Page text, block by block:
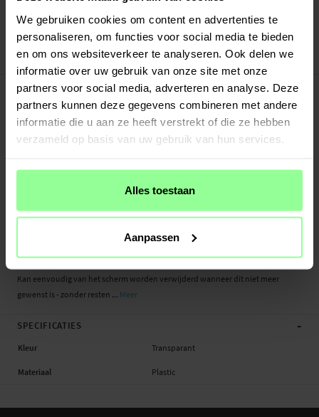
We gebruiken cookies om content en advertenties te
personaliseren, om functies voor social media te bieden
en om ons websiteverkeer te analyseren. Ook delen we
informatie over uw gebruik van onze site met onze
partners voor social media, adverteren en analyse. Deze
partners kunnen deze gegevens combineren met andere
informatie die u aan ze heeft verstrekt of die ze hebben
verzameld op basis van uw gebruik van hun services.
Alles toestaan
Aanpassen
Veilig betalen met Klarna of Paypal
30 dagen retourrecht
Art number:24583
PRODUCTBESCHRIJVING -
Screenprotector beschermfolie voor Apple iPad Mini 5th Gen (2019). Beschermt
je scherm effectief tegen krassen en beschadigingen zonder je tablet log of
zwaar te maken.
op je scherm kunt plaatsen. De meegeleverde reinigingsdoek en
stofverwijderaar zorgen ervoor dat er geen stof onder de beschermer
Kan eenvoudig van het scherm worden verwijderd wanneer dit niet meer
gewenst is - zonder resten ... Meer
SPECIFICATIES -
Kleur Transparant
Materiaal Plastic